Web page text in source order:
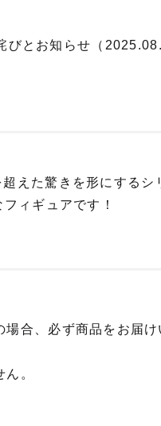
とお知らせ（
えた驚きを形にするシ
ィギュアです！
合、必ず商品をお届け
。